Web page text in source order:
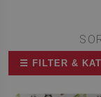
☰ FILTER &